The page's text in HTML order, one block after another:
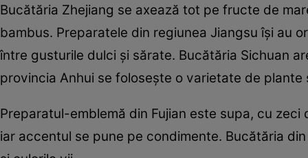
Bucătăria Zhejiang se axează tot pe fructe de
bambus. Preparatele din regiunea Jiangsu îşi au
între gusturile dulci şi sărate. Bucătăria Sichuan
provincia Anhui se foloseşte o varietate de
Preparatul-emblemă din Fujian este supa, cu
iar accentul se pune pe condimente. Bucătăria